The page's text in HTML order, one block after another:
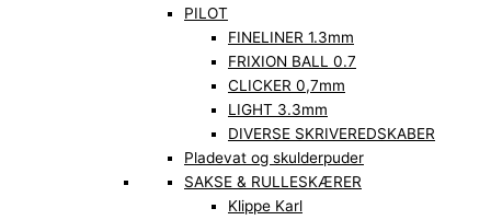
PILOT
FINELINER 1.3mm
FRIXION BALL 0.7
CLICKER 0,7mm
LIGHT 3.3mm
DIVERSE SKRIVEREDSKABER
Pladevat og skulderpuder
SAKSE & RULLESKÆRER
Klippe Karl